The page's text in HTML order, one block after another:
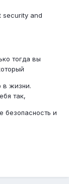
security and
тогда вы
в жизни.
так,
безопасность и